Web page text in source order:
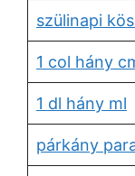
szülinapi
1 col hány
1 dl hány ml
párkány